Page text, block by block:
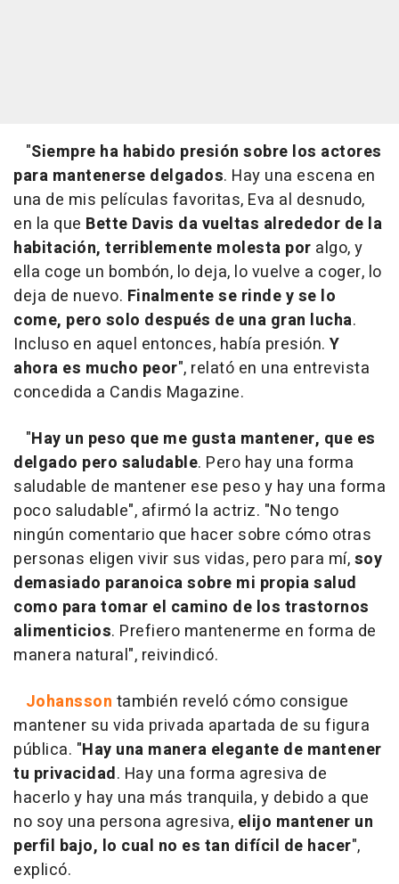
"Siempre ha habido presión sobre los actores
para mantenerse delgados. Hay una escena en
una de mis películas favoritas, Eva al desnudo,
en la que Bette Davis da vueltas alrededor de la
habitación, terriblemente molesta por algo, y
ella coge un bombón, lo deja, lo vuelve a coger, lo
deja de nuevo. Finalmente se rinde y se lo
come, pero solo después de una gran lucha.
Incluso en aquel entonces, había presión. Y
ahora es mucho peor", relató en una entrevista
concedida a Candis Magazine.
"Hay un peso que me gusta mantener, que es
delgado pero saludable. Pero hay una forma
saludable de mantener ese peso y hay una forma
poco saludable", afirmó la actriz. "No tengo
ningún comentario que hacer sobre cómo otras
personas eligen vivir sus vidas, pero para mí,soy
demasiado paranoica sobre mi propia salud
como para tomar el camino de los trastornos
alimenticios. Prefiero mantenerme en forma de
manera natural", reivindicó.
Johansson también reveló cómo consigue
mantener su vida privada apartada de su figura
pública. "Hay una manera elegante de mantener
tu privacidad. Hay una forma agresiva de
hacerlo y hay una más tranquila, y debido a que
no soy una persona agresiva, elijo mantener un
perfil bajo, lo cual no es tan difícil de hacer",
explicó.